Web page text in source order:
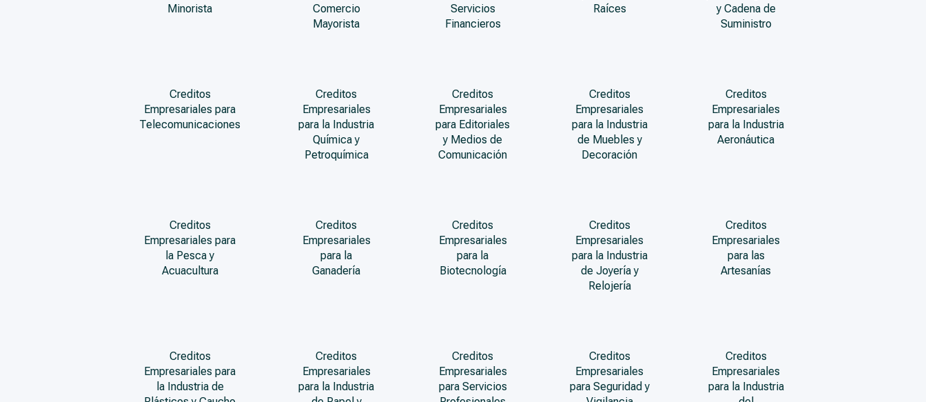
Minorista
Comercio
Mayorista
Servicios
Financieros
Raíces
y Cadena de
Suministro
Creditos
Empresariales para
Telecomunicaciones
Creditos
Empresariales
para la Industria
Química y
Petroquímica
Creditos
Empresariales
para Editoriales
y Medios de
Comunicación
Creditos
Empresariales
para la Industria
de Muebles y
Decoración
Creditos
Empresariales
para la Industria
Aeronáutica
Creditos
Empresariales para
la Pesca y
Acuacultura
Creditos
Empresariales
para la
Ganadería
Creditos
Empresariales
para la
Biotecnología
Creditos
Empresariales
para la Industria
de Joyería y
Relojería
Creditos
Empresariales
para las
Artesanías
Creditos
Empresariales para
la Industria de
Creditos
Empresariales
para la Industria
Creditos
Empresariales
para Servicios
Creditos
Empresariales
para Seguridad y
Creditos
Empresariales
para la Industria